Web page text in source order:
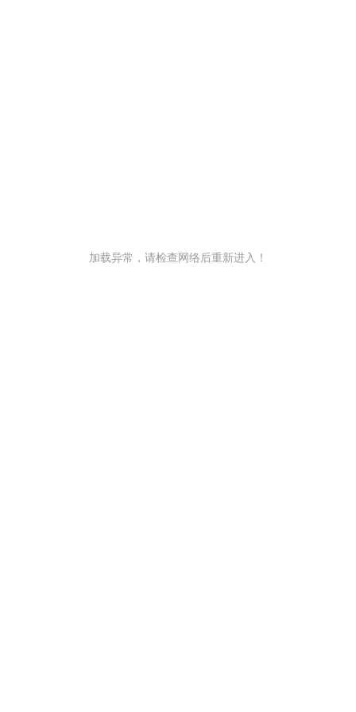
加载异常，请检查网络后重新进入！